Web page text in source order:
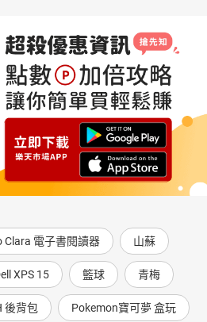
One- Stop Shop for the Freshest Food
新鮮」都在這！
Fine for Space Junk 首張太空
1 5 萬美元
The Gutenberg Bible Changes
誕生
Eggs 電影迷集合！尋找彩蛋時間
Small Ducks with Big Personalities 鴨
Perfect Mix of Salty and Sweet 一加
「 BA21 賴世雄圖解英文法」
Clara 電子書閱讀器 山蘇
XPS 15 籃球 青梅
後背包 Pokemon寶可夢 盒玩